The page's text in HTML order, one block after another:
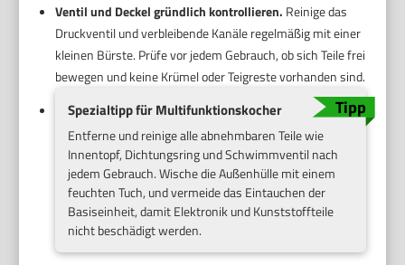
Ventil und Deckel gründlich kontrollieren. Reinige das
Druckventil und verbleibende Kanäle regelmäßig mit einer
kleinen Bürste. Prüfe vor jedem Gebrauch, ob sich Teile frei
bewegen und keine Krümel oder Teigreste vorhanden sind.
Spezialtipp für Multifunktionskocher
Entferne und reinige alle abnehmbaren Teile wie
Innentopf, Dichtungsring und Schwimmventil nach
jedem Gebrauch. Wische die Außenhülle mit einem
feuchten Tuch, und vermeide das Eintauchen der
Basiseinheit, damit Elektronik und Kunststoffteile
nicht beschädigt werden.